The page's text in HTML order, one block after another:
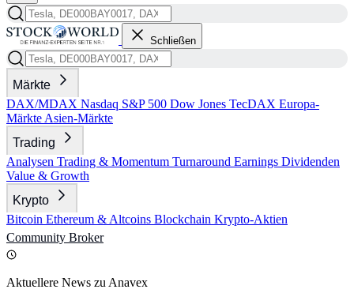
Schließen
Märkte
DAX/MDAX Nasdaq S&P 500 Dow Jones TecDAX Europa-
Märkte Asien-Märkte
Trading
Analysen Trading & Momentum Turnaround Earnings Dividenden
Value & Growth
Krypto
Bitcoin Ethereum & Altcoins Blockchain Krypto-Aktien
Community Broker
Aktuellere News zu Anavex